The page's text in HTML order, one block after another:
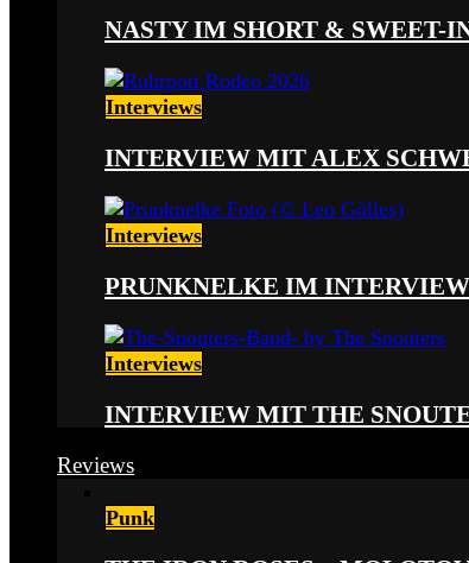
NASTY IM SHORT & SWEET-
Interviews
INTERVIEW MIT ALEX
Interviews
PRUNKNELKE IM INTERVIEW
Interviews
INTERVIEW MIT THE
Reviews
Punk